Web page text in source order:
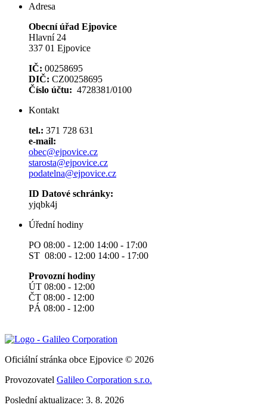
Adresa
Obecní úřad Ejpovice
Hlavní 24
337 01 Ejpovice
IČ: 00258695
DIČ: CZ00258695
Číslo účtu: 4728381/0100
Kontakt
tel.: 371 728 631
e-mail:
obec@ejpovice.cz
starosta@ejpovice.cz
podatelna@ejpovice.cz
ID Datové schránky:
yjqbk4j
Úřední hodiny
PO 08:00 - 12:00 14:00 - 17:00
ST 08:00 - 12:00 14:00 - 17:00
Provozní hodiny
ÚT 08:00 - 12:00
ČT 08:00 - 12:00
PÁ 08:00 - 12:00
Oficiální stránka obce Ejpovice © 2026
Provozovatel Galileo Corporation s.r.o.
Poslední aktualizace: 3. 8. 2026